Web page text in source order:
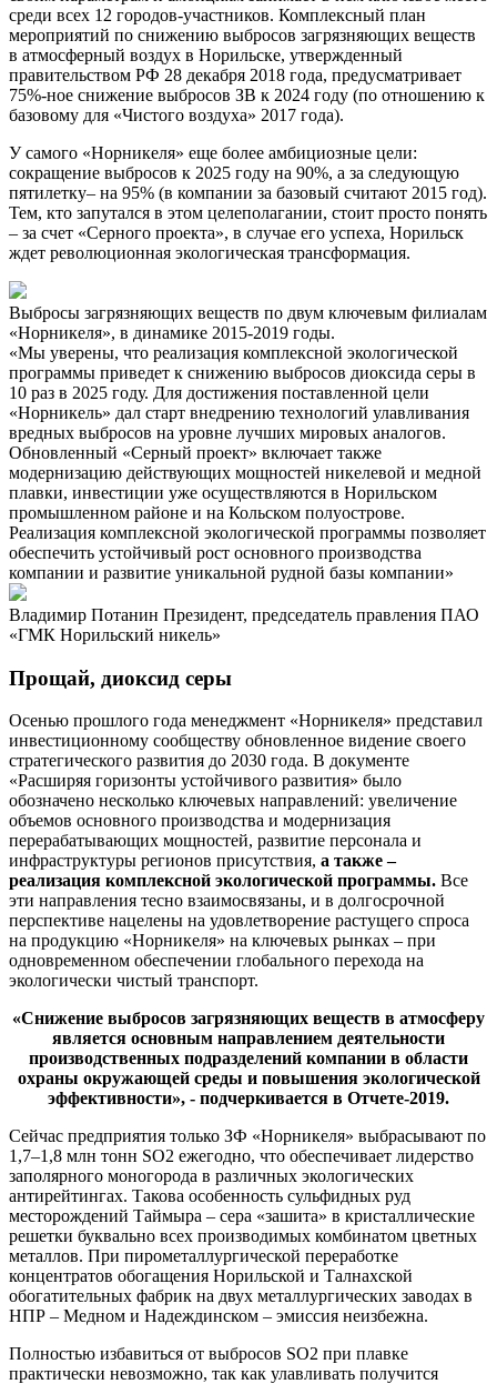
среди всех 12 городов-участников. Комплексный план
мероприятий по снижению выбросов загрязняющих веществ
в атмосферный воздух в Норильске, утвержденный
правительством РФ 28 декабря 2018 года, предусматривает
75%-ное снижение выбросов ЗВ к 2024 году (по отношению к
базовому для «Чистого воздуха» 2017 года).
У самого «Норникеля» еще более амбициозные цели:
сокращение выбросов к 2025 году на 90%, а за следующую
пятилетку– на 95% (в компании за базовый считают 2015 год).
Тем, кто запутался в этом целеполагании, стоит просто понять
– за счет «Серного проекта», в случае его успеха, Норильск
ждет революционная экологическая трансформация.
Выбросы загрязняющих веществ по двум ключевым филиалам
«Норникеля», в динамике 2015-2019 годы.
«Мы уверены, что реализация комплексной экологической
программы приведет к снижению выбросов диоксида серы в
10 раз в 2025 году. Для достижения поставленной цели
«Норникель» дал старт внедрению технологий улавливания
вредных выбросов на уровне лучших мировых аналогов.
Обновленный «Серный проект» включает также
модернизацию действующих мощностей никелевой и медной
плавки, инвестиции уже осуществляются в Норильском
промышленном районе и на Кольском полуострове.
Реализация комплексной экологической программы позволяет
обеспечить устойчивый рост основного производства
компании и развитие уникальной рудной базы компании»
Владимир Потанин Президент, председатель правления ПАО
«ГМК Норильский никель»
Прощай, диоксид серы
Осенью прошлого года менеджмент «Норникеля» представил
инвестиционному сообществу обновленное видение своего
стратегического развития до 2030 года. В документе
«Расширяя горизонты устойчивого развития» было
обозначено несколько ключевых направлений: увеличение
объемов основного производства и модернизация
перерабатывающих мощностей, развитие персонала и
инфраструктуры регионов присутствия, а также –
реализация комплексной экологической программы. Все
эти направления тесно взаимосвязаны, и в долгосрочной
перспективе нацелены на удовлетворение растущего спроса
на продукцию «Норникеля» на ключевых рынках – при
одновременном обеспечении глобального перехода на
экологически чистый транспорт.
«Снижение выбросов загрязняющих веществ в атмосферу
является основным направлением деятельности
производственных подразделений компании в области
охраны окружающей среды и повышения экологической
эффективности», - подчеркивается в Отчете-2019.
Сейчас предприятия только ЗФ «Норникеля» выбрасывают по
1,7–1,8 млн тонн SO2 ежегодно, что обеспечивает лидерство
заполярного моногорода в различных экологических
антирейтингах. Такова особенность сульфидных руд
месторождений Таймыра – сера «зашита» в кристаллические
решетки буквально всех производимых комбинатом цветных
металлов. При пирометаллургической переработке
концентратов обогащения Норильской и Талнахской
обогатительных фабрик на двух металлургических заводах в
НПР – Медном и Надеждинском – эмиссия неизбежна.
Полностью избавиться от выбросов SO2 при плавке
практически невозможно, так как улавливать получится